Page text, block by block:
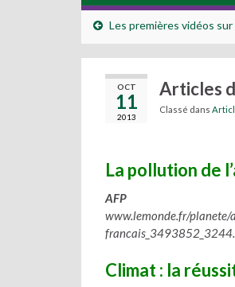
Les premières vidéos
OCT
11
2013
Articles
Classé dans
La pollution de
AFP
www.lemonde.fr/
Climat : la